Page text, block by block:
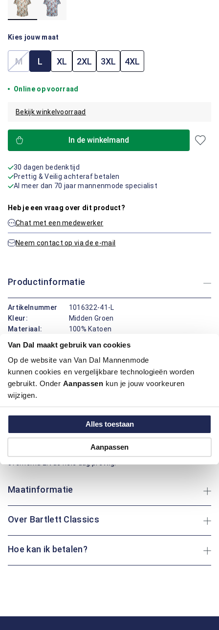
Van Dal maakt gebruik van cookies
Op de website van Van Dal Mannenmode
kunnen cookies en vergelijkbare technologieën worden
gebruikt. Onder Aanpassen kun je jouw voorkeuren
wijzigen.
Alles toestaan
Aanpassen
Kies jouw maat
M(Deze optie is momenteel niet beschikbaar.)
L XL 2XL 3XL 4XL
Online op voorraad
Bekijk winkelvoorraad
In de winkelmand
30 dagen bedenktijd
Prettig & Veilig achteraf betalen
Al meer dan 70 jaar mannenmode specialist
Heb je een vraag over dit product?
Chat met een medewerker
Neem contact op via de e-mail
Productinformatie
Artikelnummer
1016322-41-L
Kleur:
Midden Groen
Materiaal:
100% Katoen
Dit overhemd met korte mouwen van Bartlett Classics draagt
prettig door het katoen dat zacht aanvoelt, goed ademt, fris
blijft en makkelijk te wassen is. De klassieke boord geeft een
verzorgde uitstraling, terwijl de regular fit pasvorm ruimte
biedt bij de schouders en taille voor vrij bewegen. De
of chino. Of je nu op het terras zit of een wandeling maakt: dit
overhemd zit de hele dag prettig.
Maatinformatie
Over Bartlett Classics
Hoe kan ik betalen?